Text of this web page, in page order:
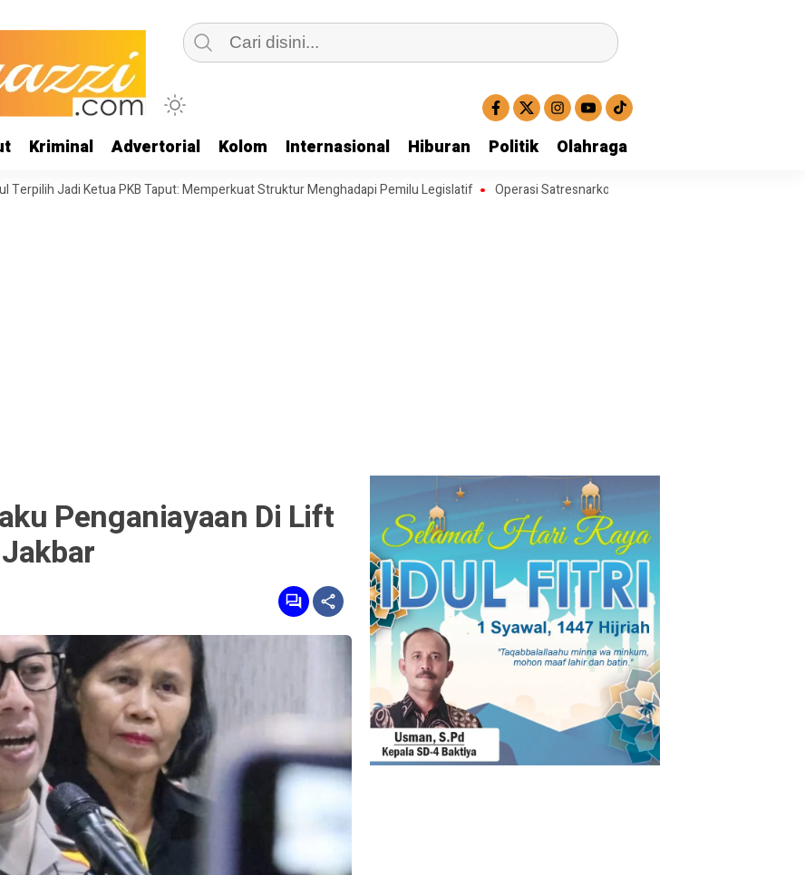
Kriminal Advertorial Kolom Internasional Hiburan Politik Olahraga
Ketua PKB Taput: Memperkuat Struktur Menghadapi Pemilu Legislatif Operasi Satresnarkoba Polresta Deli Serdang Berhasil Ungkap
Penganiayaan Di Lift